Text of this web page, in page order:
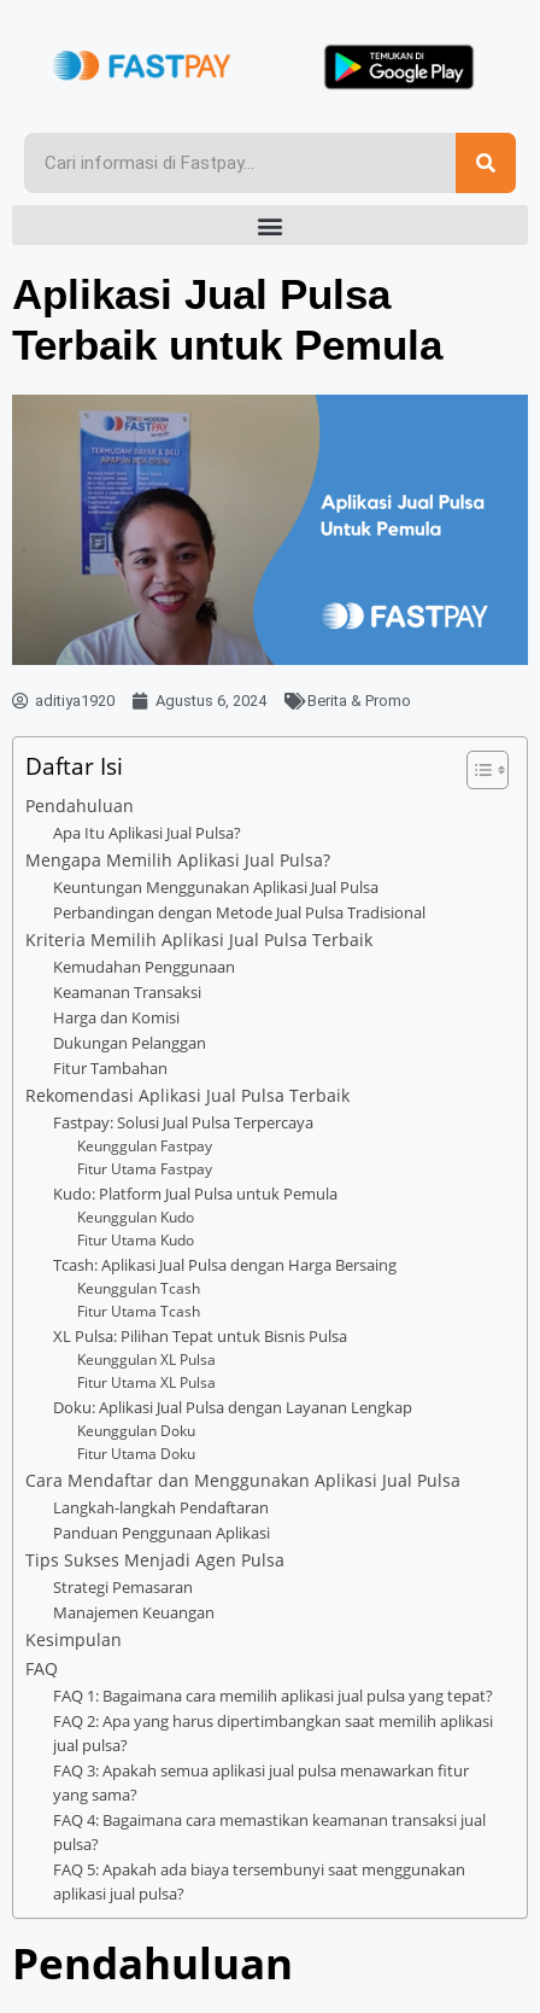
Aplikasi Jual Pulsa
Terbaik untuk Pemula
aditiya1920 Agustus 6, 2024 Berita & Promo
Daftar Isi
Pendahuluan
Apa Itu Aplikasi Jual Pulsa?
Mengapa Memilih Aplikasi Jual Pulsa?
Keuntungan Menggunakan Aplikasi Jual Pulsa
Perbandingan dengan Metode Jual Pulsa Tradisional
Kriteria Memilih Aplikasi Jual Pulsa Terbaik
Kemudahan Penggunaan
Keamanan Transaksi
Harga dan Komisi
Dukungan Pelanggan
Fitur Tambahan
Rekomendasi Aplikasi Jual Pulsa Terbaik
Fastpay: Solusi Jual Pulsa Terpercaya
Keunggulan Fastpay
Fitur Utama Fastpay
Kudo: Platform Jual Pulsa untuk Pemula
Keunggulan Kudo
Fitur Utama Kudo
Tcash: Aplikasi Jual Pulsa dengan Harga Bersaing
Keunggulan Tcash
Fitur Utama Tcash
XL Pulsa: Pilihan Tepat untuk Bisnis Pulsa
Keunggulan XL Pulsa
Fitur Utama XL Pulsa
Doku: Aplikasi Jual Pulsa dengan Layanan Lengkap
Keunggulan Doku
Fitur Utama Doku
Cara Mendaftar dan Menggunakan Aplikasi Jual Pulsa
Langkah-langkah Pendaftaran
Panduan Penggunaan Aplikasi
Tips Sukses Menjadi Agen Pulsa
Strategi Pemasaran
Manajemen Keuangan
Kesimpulan
FAQ
FAQ 1: Bagaimana cara memilih aplikasi jual pulsa yang tepat?
FAQ 2: Apa yang harus dipertimbangkan saat memilih aplikasi
jual pulsa?
FAQ 3: Apakah semua aplikasi jual pulsa menawarkan fitur
yang sama?
FAQ 4: Bagaimana cara memastikan keamanan transaksi jual
pulsa?
FAQ 5: Apakah ada biaya tersembunyi saat menggunakan
aplikasi jual pulsa?
Pendahuluan